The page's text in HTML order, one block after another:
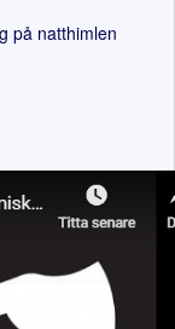
på natthimlen